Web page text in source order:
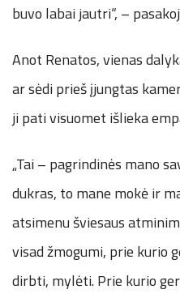
buvo labai jautri“, –
Anot Renatos, vienas
ar sėdi prieš įjungtas
ji pati visuomet išlieka
„Tai – pagrindinės mano
dukras, to mane mokė ir
atsimenu šviesaus
visad žmogumi, prie kurio
dirbti, mylėti. Prie kurio